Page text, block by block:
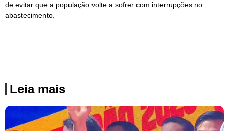
de evitar que a população volte a sofrer com interrupções no
abastecimento.
Leia mais